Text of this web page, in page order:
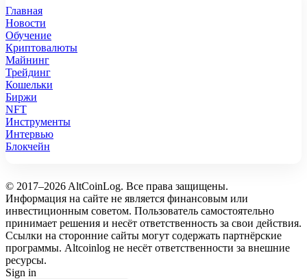
Главная
Новости
Обучение
Криптовалюты
Майнинг
Трейдинг
Кошельки
Биржи
NFT
Инструменты
Интервью
Блокчейн
© 2017–2026 AltCoinLog. Все права защищены.
Информация на сайте не является финансовым или
инвестиционным советом. Пользователь самостоятельно
принимает решения и несёт ответственность за свои действия.
Ссылки на сторонние сайты могут содержать партнёрские
программы. Altcoinlog не несёт ответственности за внешние
ресурсы.
Sign in